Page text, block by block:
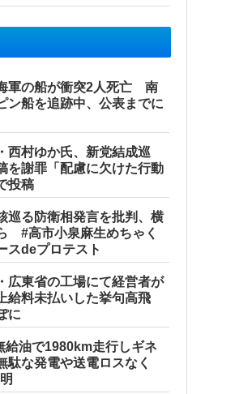
軍の船が衝突2人死亡 南
ン船を追跡中、公表までに
西村ゆか氏、新党結成巡
を謝罪「配慮に欠けた行動
投稿
巡る防衛相発言を批判、横
#高市小泉麻生めちゃく
スdeプロテスト
広東省の工場にて経営者が
給料未払いした挙句高飛
に
給油で1980km走行しギネ
駄な発電や送電ロスなく